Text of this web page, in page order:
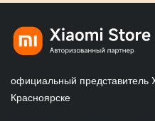
официальный
Красноярске